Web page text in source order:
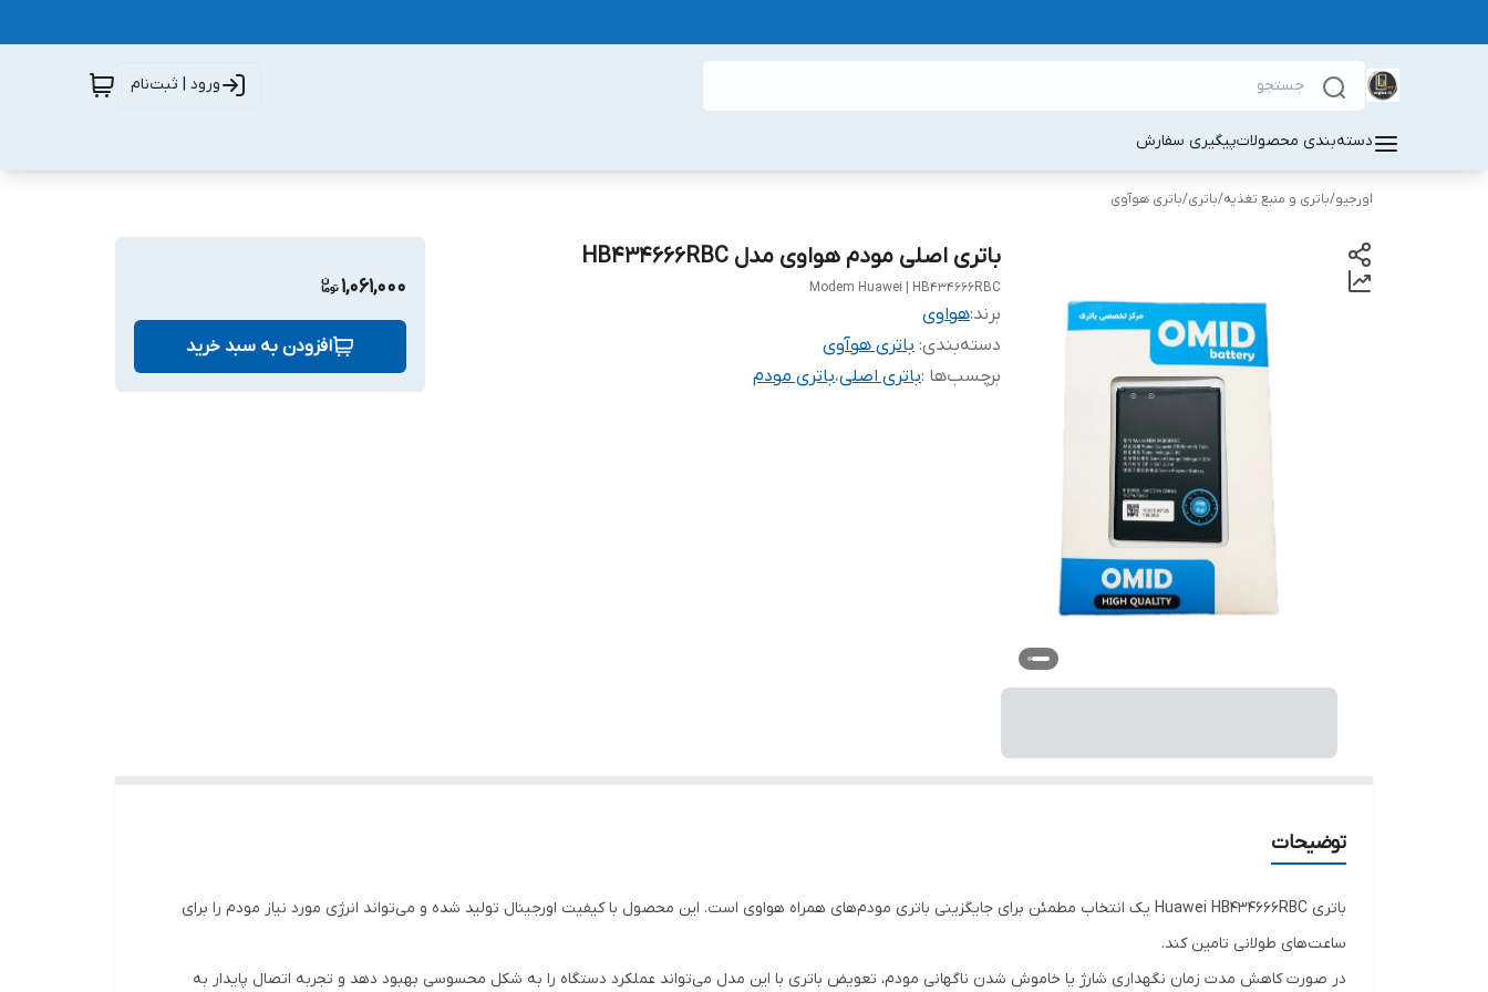
ورود | ثبت‌نام
دسته‌بندی محصولاتپیگیری سفارش
اورجیو/باتری و منبع تغذیه/باتری/باتری هوآوی
باتری اصلی مودم هواوی مدل HB434666RBC
Modem Huawei | HB434666RBC
برند:هواوی
دسته‌بندی: باتری هوآوی
برچسب‌ها :باتری اصلی،باتری مودم
1,061,000
افزودن به سبد خرید
توضیحات
باتری Huawei HB434666RBC یک انتخاب مطمئن برای جایگزینی باتری مودم‌های همراه هواوی است. این محصول با کیفیت اورجینال تولید شده و می‌تواند انرژی مورد نیاز مودم را برای
ساعت‌های طولانی تامین کند.
در صورت کاهش مدت زمان نگهداری شارژ یا خاموش شدن ناگهانی مودم، تعویض باتری با این مدل می‌تواند عملکرد دستگاه را به شکل محسوسی بهبود دهد و تجربه اتصال پایدار به